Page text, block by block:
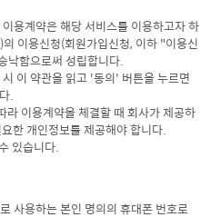
용계약은 해당 서비스를 이용하고자 하
이용신청(회원가입신청, 이하 "이용신
낙함으로써 성립합니다.
이 약관을 읽고 '동의' 버튼을 누르면
.
이용계약을 체결할 때 회사가 제공하
한 개인정보를 제공해야 합니다.
있습니다.
사용하는 본인 명의의 휴대폰 번호로